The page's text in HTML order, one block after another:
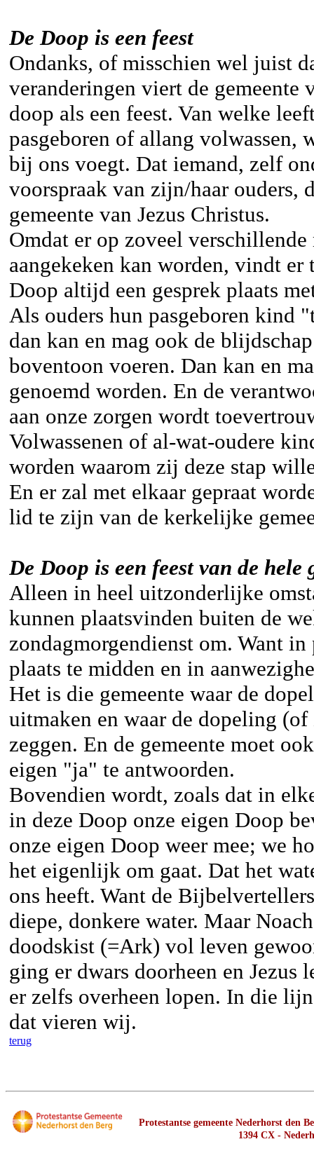
De Doop is een feest
Ondanks, of misschien wel juist
veranderingen viert de
doop als een feest. Van welke
pasgeboren of allang volwassen,
bij ons voegt. Dat iemand, zelf
voorspraak van zijn/haar ouders,
gemeente van Jezus Christus.
Omdat er op zoveel
aangekeken kan worden, vindt
Doop altijd een gesprek plaats
Als ouders hun pasgeboren kind
dan kan en mag ook de
boventoon voeren. Dan kan en
genoemd worden. En de
aan onze zorgen wordt
Volwassenen of al-wat-oudere
worden waarom zij deze stap
En er zal met elkaar gepraat
lid te zijn van de kerkelijke
De Doop is een feest van de hele
Alleen in heel uitzonderlijke
kunnen plaatsvinden buiten de
zondagmorgendienst om. Want
plaats te midden en in
Het is die gemeente waar de
uitmaken en waar de dopeling
zeggen. En de gemeente moet
eigen "ja" te antwoorden.
Bovendien wordt, zoals dat in
in deze Doop onze eigen Doop
onze eigen Doop weer mee; we
het eigenlijk om gaat. Dat het
ons heeft. Want de
diepe, donkere water. Maar
doodskist (=Ark) vol leven
ging er dwars doorheen en
er zelfs overheen lopen. In die
dat vieren wij.
terug
Protestantse gemeente Nederhorst
1394 CX -